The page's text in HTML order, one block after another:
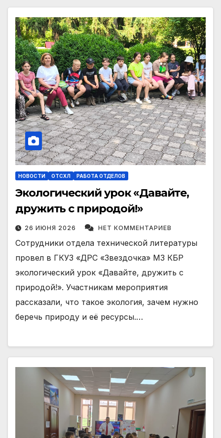
НОВОСТИ ОТСХЛ РАБОТА ОТДЕЛОВ
Экологический урок «Давайте,
дружить с природой!»
26 ИЮНЯ 2026 НЕТ КОММЕНТАРИЕВ
Сотрудники отдела технической литературы
провел в ГКУЗ «ДРС «Звездочка» МЗ КБР
экологический урок «Давайте, дружить с
природой!». Участникам мероприятия
рассказали, что такое экология, зачем нужно
беречь природу и её ресурсы.…